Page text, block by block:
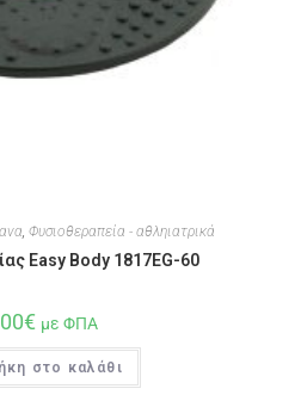
Φυσιοθεραπεία - αθληιατρικά
Easy Body 1817EG-60
€ με ΦΠΑ
στο καλάθι